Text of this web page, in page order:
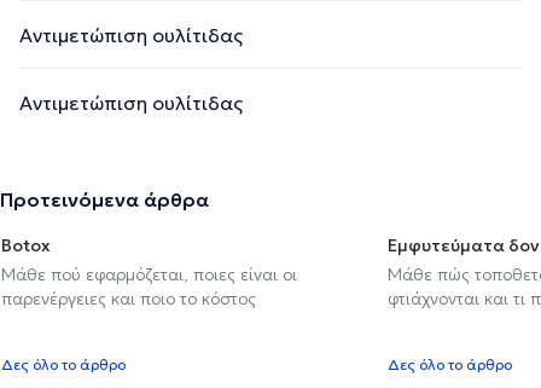
Αντιμετώπιση ουλίτιδας
Αντιμετώπιση ουλίτιδας
Προτεινόμενα άρθρα
Botox
Μάθε πού εφαρμόζεται, ποιες είναι οι
παρενέργειες και ποιο το κόστος
Δες όλο το άρθρο
Εμφυτεύματα
Μάθε πώς
φτιάχνονται και τι
Δες όλο το άρθρο